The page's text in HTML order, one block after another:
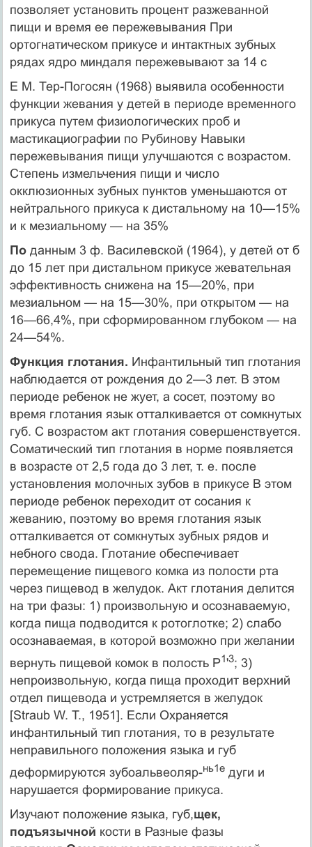
позволяет установить процент разже­ванной
пищи и время ее пережевывания При
ортогнатическом прикусе и интактных зубных
рядах ядро миндаля пережевывают за 14 с
Е М. Тер-Погосян (1968) выявила особенности
функции жевания у детей в периоде временного
прикуса путем физи­ологических проб и
мастикациографии по Рубинову Навыки
пережевывания пищи улучшаются с возрастом.
Степень измель­чения пищи и число
окклюзионных зубных пунктов уменьша­ются от
нейтрального прикуса к дистальному на 10—15%
и к мезиальному — на 35%
Поданным 3 ф. Василевской (1964), у детей от б
до 15 лет при дистальном прикусе жевательная
эффективность снижена на 15—20%, при
мезиальном — на 15—30%, при открытом — на
16—66,4%, при сформированном глубоком — на
24—54%.
Функция глотания. Инфантильный тип глотания
наблюдается от рождения до 2—3 лет. В этом
периоде ребенок не жует, а сосет, поэтому во
время глотания язык отталкивается от сом­кнутых
губ. С возрастом акт глотания совершенствуется.
Сома­тический тип глотания в норме появляется
в возрасте от 2,5 года до 3 лет, т. е. после
установления молочных зубов в прикусе В этом
периоде ребенок переходит от сосания к
жеванию, поэтому во время глотания язык
отталкивается от сомкнутых зубных рядов и
небного свода. Глотание обеспечивает
перемещение пищевого комка из полости рта
через пищевод в желудок. Акт глотания делится
на три фазы: 1) произвольную и осознаваемую,
когда пища подводится к ротоглотке; 2) слабо
осознаваемая, в кото­рой возможно при желании
вернуть пищевой комок в полость P1'3; 3)
непроизвольную, когда пища проходит верхний
отдел пищевода и устремляется в желудок
[Straub W. Т., 1951]. Если Охраняется
инфантильный тип глотания, то в результате
непра­вильного положения языка и губ
деформируются зубоальвеоляр-нь1едуги и
нарушается формирование прикуса.
Изучают положение языка, губ,щек,
подъязычной кости в Разные фазы